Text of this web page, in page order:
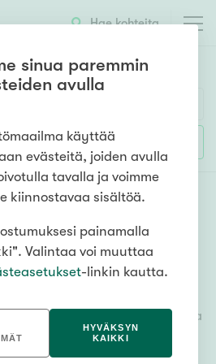
Hae kohteita
3h 4h 5h+
( 1348)
omakotitalot niin yhdessä
isoihin useamman
Sadat omakotitalokohteet ja
verkosto
on hyvä paikallinen
sinua paremmin
avulla
käyttää
evästeitä, joiden avulla
tavalla ja voimme
kiinnostavaa sisältöä.
painamalla
Valintaa voi muuttaa
-linkin kautta.
HYVÄKSYN
KAIKKI